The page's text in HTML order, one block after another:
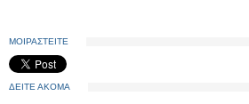
ΜΟΙΡΑΣΤΕΙΤΕ
ΔΕΙΤΕ ΑΚΟΜΑ